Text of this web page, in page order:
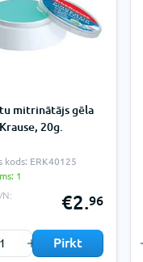
mitrinātājs gēla
20g.
kods: ERK40125
1
€2.96
Pirkt